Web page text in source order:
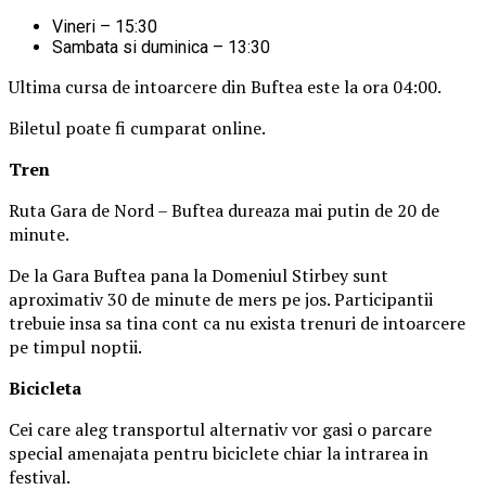
Vineri – 15:30
Sambata si duminica – 13:30
Ultima cursa de intoarcere din Buftea este la ora 04:00.
Biletul poate fi cumparat online.
Tren
Ruta Gara de Nord – Buftea dureaza mai putin de 20 de
minute.
De la Gara Buftea pana la Domeniul Stirbey sunt
aproximativ 30 de minute de mers pe jos. Participantii
trebuie insa sa tina cont ca nu exista trenuri de intoarcere
pe timpul noptii.
Bicicleta
Cei care aleg transportul alternativ vor gasi o parcare
special amenajata pentru biciclete chiar la intrarea in
festival.